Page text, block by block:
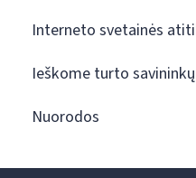
Interneto svetainės
Ieškome turto savininkų
Nuorodos